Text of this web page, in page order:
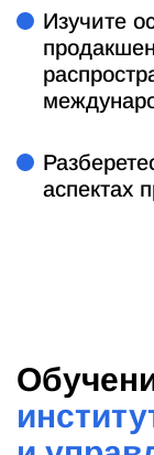
Изучите
аспектах